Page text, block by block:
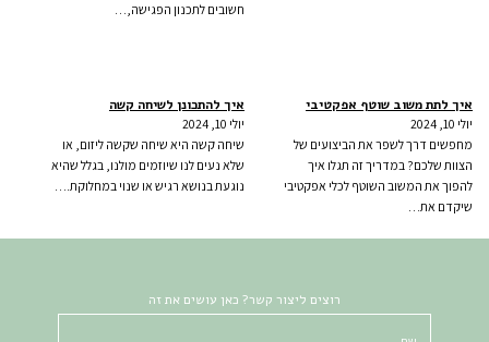
חשובים לתכנון הפגישה,…
איך לתת משוב שוטף אפקטיבי
יולי 10, 2024
מחפשים דרך לשפר את הביצועים של
הצוות שלכם? במדריך זה תגלו איך
להפוך את המשוב השוטף לכלי אפקטיבי
שיקדם את…
איך להתכונן לשיחה קשה
יולי 10, 2024
שיחה קשה היא שיחה שקשה ליזום, או
שלא נעים לנו שיוזמים מולנו, בגלל שהיא
נוגעת בנושא רגיש או שנוי במחלוקת.…
רוצים ליצור קשר? כאן עושים את זה